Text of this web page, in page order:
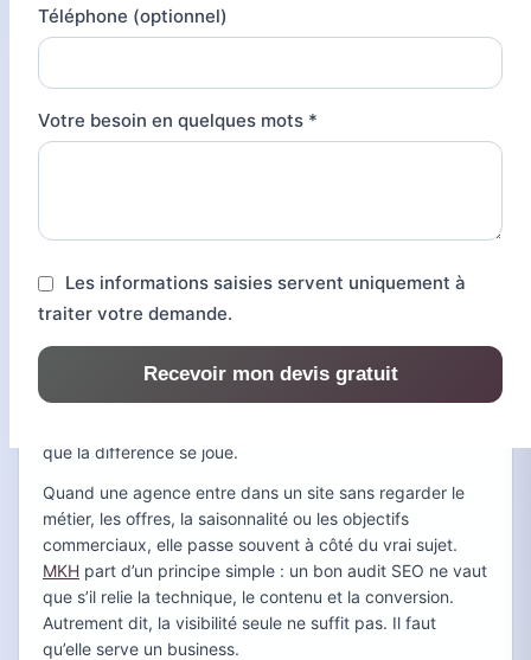
audit
devenir un document de 40 pages que personne n’ouvre
une deuxième fois. Chez MKH, l’idée est presque inverse.
Il ne s’agit pas d’empiler des captures d’écran, mais de
comprendre pourquoi un site plafonne, où il perd du
que la différence se joue.
Quand une agence entre dans un site sans regarder le
métier, les offres, la saisonnalité ou les objectifs
commerciaux, elle passe souvent à côté du vrai sujet.
MKH part d’un principe simple : un bon audit SEO ne vaut
que s’il relie la technique, le contenu et la conversion.
Autrement dit, la visibilité seule ne suffit pas. Il faut
qu’elle serve un business.
Téléphone (optionnel)
Votre besoin en quelques mots *
Les informations saisies servent uniquement à
traiter votre demande.
Recevoir mon devis gratuit